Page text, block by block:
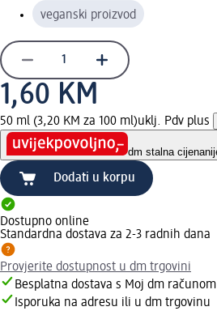
veganski proizvod
1,60 KM
50 ml (3,20 KM za 100 ml)uklj. Pdv plus
dm stalna cijena
Dodati u korpu
Dostupno online
Standardna dostava za 2-3 radnih dana
Provjerite dostupnost u dm trgovini
Besplatna dostava s Moj dm
Isporuka na adresu ili u dm trgovinu